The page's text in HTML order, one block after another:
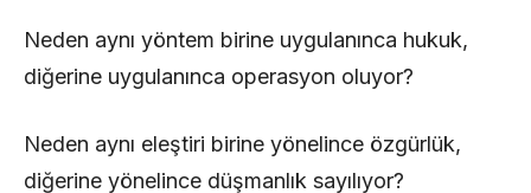
Neden aynı yöntem birine uygulanınca hukuk,
diğerine uygulanınca operasyon oluyor?
Neden aynı eleştiri birine yönelince özgürlük,
diğerine yönelince düşmanlık sayılıyor?